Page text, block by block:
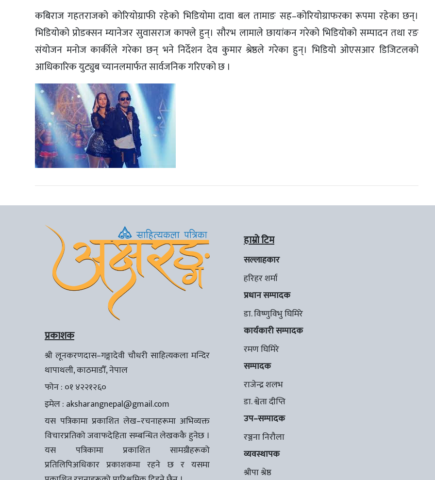
कबिराज गहतराजको कोरियोग्राफी रहेको भिडियोमा दावा बल तामाङ सह–कोरियोग्राफरका रूपमा रहेका छन्।
भिडियोको प्रोडक्सन म्यानेजर सुवासराज काफ्ले हुन्। सौरभ लामाले छायांकन गरेको भिडियोको सम्पादन तथा रङ
संयोजन मनोज कार्कीले गरेका छन् भने निर्देशन देव कुमार श्रेष्ठले गरेका हुन्। भिडियो ओएसआर डिजिटलको
आधिकारिक युट्युब च्यानलमार्फत सार्वजनिक गरिएको छ ।
प्रकाशक
श्री लूनकरणदास–गङ्गादेवी चौधरी साहित्यकला मन्दिर
थापाथली, काठमाडौँ, नेपाल
फोन : ०१ ४२२१२६०
इमेल : aksharangnepal@gmail.com
यस पत्रिकामा प्रकाशित लेख–रचनाहरूमा अभिव्यक्त
विचारप्रतिको जवाफदेहिता सम्बन्धित लेखककै हुनेछ ।
यस पत्रिकामा प्रकाशित सामग्रीहरूको
प्रतिलिपिअधिकार प्रकाशकमा रहने छ र यसमा
हाम्रो टिम
सल्लाहकार
हरिहर शर्मा
प्रधान सम्पादक
डा. विष्णुविभु घिमिरे
कार्यकारी सम्पादक
रमण घिमिरे
सम्पादक
राजेन्द्र शलभ
डा. श्वेता दीप्ति
उप–सम्पादक
रञ्जना निरौला
व्यवस्थापक
श्रीपा श्रेष्ठ